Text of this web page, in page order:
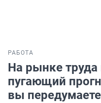
РАБОТА
На рынке труда
пугающий
вы